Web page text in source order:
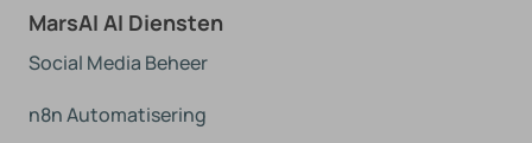
MarsAI AI Diensten
Social Media Beheer
n8n Automatisering